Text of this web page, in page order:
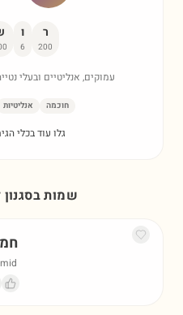
ר
200
ו
6
עמוקים, אנליטיים ובעלי
חוכמה אנליטיות
גלו עוד בכלי
שמות